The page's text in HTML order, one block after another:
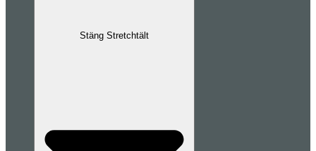
Stäng Stretchtält